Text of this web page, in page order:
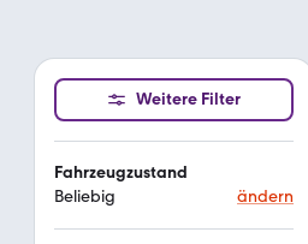
Weitere Filter
Fahrzeugzustand
Beliebig
ändern